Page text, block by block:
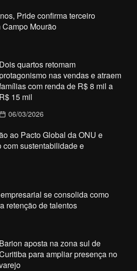
Pride confirma terceiro
Mourão
Dois quartos retomam
nas vendas e atraem
com renda de R$ 8 mil a
R$ 15 mil
06/03/2026
ao Pacto Global da ONU e
com sustentabilidade e
se consolida como
retenção de talentos
Barion aposta na zona sul de
para ampliar presença no